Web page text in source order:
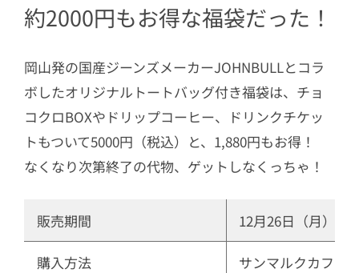
約2000円もお得な福袋だった！
岡山発の国産ジーンズメーカーJOHNBULLとコラ
ボしたオリジナルトートバッグ付き福袋は、チョ
コクロBOXやドリップコーヒー、ドリンクチケッ
トもついて5000円（税込）と、1,880円もお得！
なくなり次第終了の代物、ゲットしなくっちゃ！
販売期間 12月26日（月）～
購入方法 サンマルクカフェ